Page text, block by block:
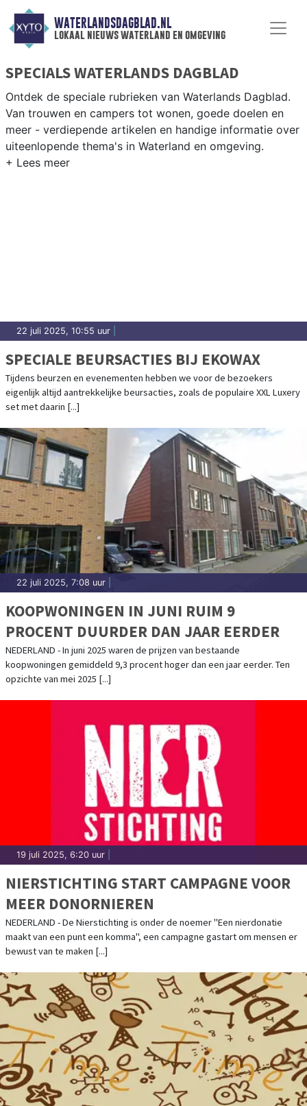
WATERLANDSDAGBLAD.NL
lokaal nieuws waterland en omgeving
SPECIALS WATERLANDS DAGBLAD
Ontdek de speciale rubrieken van Waterlands Dagblad.
Van trouwen en campers tot wonen, goede doelen en
meer - verdiepende artikelen en handige informatie over
uiteenlopende thema's in Waterland en omgeving.
22 juli 2025, 10:55 uur
SPECIALE BEURSACTIES BIJ EKOWAX
Tijdens beurzen en evenementen hebben we voor de bezoekers
eigenlijk altijd aantrekkelijke beursacties, zoals de populaire XXL Luxery
set met daarin [...]
22 juli 2025, 7:08 uur
KOOPWONINGEN IN JUNI RUIM 9
PROCENT DUURDER DAN JAAR EERDER
NEDERLAND - In juni 2025 waren de prijzen van bestaande
koopwoningen gemiddeld 9,3 procent hoger dan een jaar eerder. Ten
opzichte van mei 2025 [...]
19 juli 2025, 6:20 uur
NIERSTICHTING START CAMPAGNE VOOR
MEER DONORNIEREN
NEDERLAND - De Nierstichting is onder de noemer "Een nierdonatie
maakt van een punt een komma", een campagne gastart om mensen er
bewust van te maken [...]